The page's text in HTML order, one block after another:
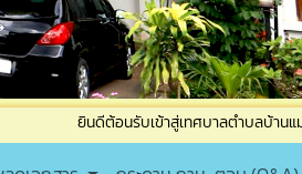
ดีต้อนรับเข้าสู่เทศบาลตำบลบ้านแม ติดต่อสอบถา